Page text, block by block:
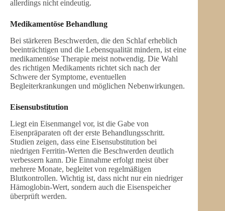
allerdings nicht eindeutig.
Medikamentöse Behandlung
Bei stärkeren Beschwerden, die den Schlaf erheblich
beeinträchtigen und die Lebensqualität mindern, ist eine
medikamentöse Therapie meist notwendig. Die Wahl
des richtigen Medikaments richtet sich nach der
Schwere der Symptome, eventuellen
Begleiterkrankungen und möglichen Nebenwirkungen.
Eisensubstitution
Liegt ein Eisenmangel vor, ist die Gabe von
Eisenpräparaten oft der erste Behandlungsschritt.
Studien zeigen, dass eine Eisensubstitution bei
niedrigen Ferritin-Werten die Beschwerden deutlich
verbessern kann. Die Einnahme erfolgt meist über
mehrere Monate, begleitet von regelmäßigen
Blutkontrollen. Wichtig ist, dass nicht nur ein niedriger
Hämoglobin-Wert, sondern auch die Eisenspeicher
überprüft werden.